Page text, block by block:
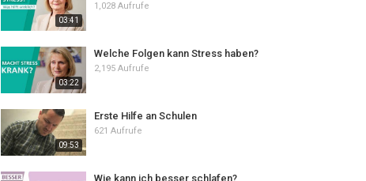
03:41
1,028 Aufrufe
03:22
Welche Folgen kann Stress haben?
2,195 Aufrufe
09:53
Erste Hilfe an Schulen
621 Aufrufe
Wie kann ich besser schlafen?